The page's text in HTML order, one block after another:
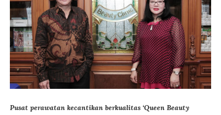
Pusat perawatan kecantikan berkualitas ‘Queen Beauty